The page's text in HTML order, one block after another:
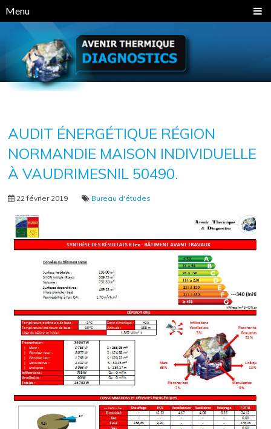
Menu
AUDIT ÉNERGÉTIQUE RÉGION
NORMANDIE MAISON INDIVIDUELLE
À VAUDRIMESNIL 50490.
22 février 2019 Bureau d'études
Panneau de gestion des cookies